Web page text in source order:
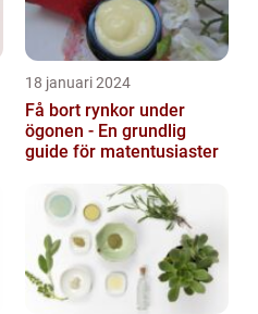
18 januari 2024
Få bort rynkor under
ögonen - En grundlig
guide för matentusiaster